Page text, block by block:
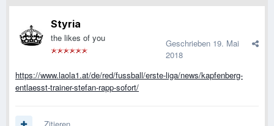
Styria
the likes of you Geschrieben 19. Mai
2018
https://www.laola1.at/de/red/fussball/erste-liga/news/kapfenberg-
entlaesst-trainer-stefan-rapp-sofort/